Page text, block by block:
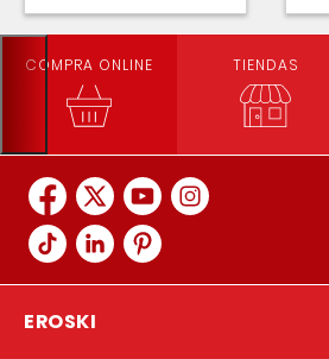
COMPRA ONLINE TIENDAS
EROSKI